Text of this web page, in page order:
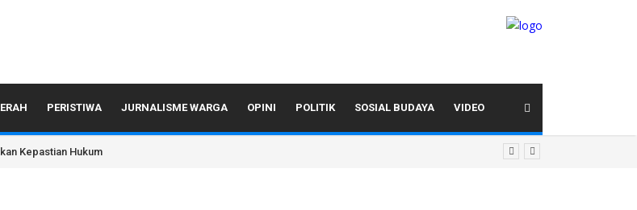
PERISTIWA JURNALISME WARGA OPINI POLITIK SOSIAL BUDAYA VIDEO
Kepastian Hukum